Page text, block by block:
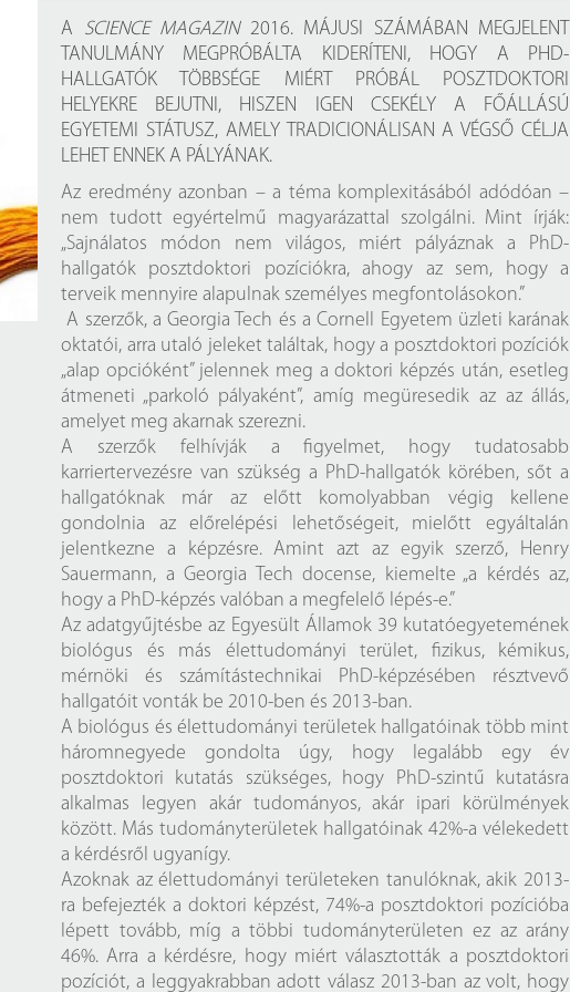
Próbahozzáférések adatbázisokhoz
Kitekintő
Könyvtári Hírlap
A SCIENCE MAGAZIN2016. MÁJUSI SZÁMÁBAN MEGJELENT
TANULMÁNY MEGPRÓBÁLTA KIDERÍTENI, HOGY A PHD-
HALLGATÓK TÖBBSÉGE MIÉRT PRÓBÁL POSZTDOKTORI
HELYEKRE BEJUTNI, HISZEN IGEN CSEKÉLY A FŐÁLLÁSÚ
EGYETEMI STÁTUSZ, AMELY TRADICIONÁLISAN A VÉGSŐ CÉLJA
LEHET ENNEK A PÁLYÁNAK.
Az eredmény azonban – a téma komplexitásából adódóan –
nem tudott egyértelmű magyarázattal szolgálni. Mint írják:
„Sajnálatos módon nem világos, miért pályáznak a PhD-
hallgatók posztdoktori pozíciókra, ahogy az sem, hogy a
terveik mennyire alapulnak személyes megfontolásokon.”
A szerzők, a Georgia Tech és a Cornell Egyetem üzleti karának
oktatói, arra utaló jeleket találtak, hogy a posztdoktori pozíciók
„alap opcióként” jelennek meg a doktori képzés után, esetleg
átmeneti „parkoló pályaként”, amíg megüresedik az az állás,
amelyet meg akarnak szerezni.
A szerzők felhívják a figyelmet, hogy tudatosabb
karriertervezésre van szükség a PhD-hallgatók körében, sőt a
hallgatóknak már az előtt komolyabban végig kellene
gondolnia az előrelépési lehetőségeit, mielőtt egyáltalán
jelentkezne a képzésre. Amint azt az egyik szerző, Henry
Sauermann, a Georgia Tech docense, kiemelte „a kérdés az,
hogy a PhD-képzés valóban a megfelelő lépés-e.”
Az adatgyűjtésbe az Egyesült Államok 39 kutatóegyetemének
biológus és más élettudományi terület, fizikus, kémikus,
mérnöki és számítástechnikai PhD-képzésében résztvevő
hallgatóit vonták be 2010-ben és 2013-ban.
A biológus és élettudományi területek hallgatóinak több mint
háromnegyede gondolta úgy, hogy legalább egy év
posztdoktori kutatás szükséges, hogy PhD-szintű kutatásra
alkalmas legyen akár tudományos, akár ipari körülmények
között. Más tudományterületek hallgatóinak 42%-a vélekedett
a kérdésről ugyanígy.
Azoknak az élettudományi területeken tanulóknak, akik 2013-
ra befejezték a doktori képzést, 74%-a posztdoktori pozícióba
lépett tovább, míg a többi tudományterületen ez az arány
46%. Arra a kérdésre, hogy miért választották a posztdoktori
pozíciót, a leggyakrabban adott válasz 2013-ban az volt, hogy